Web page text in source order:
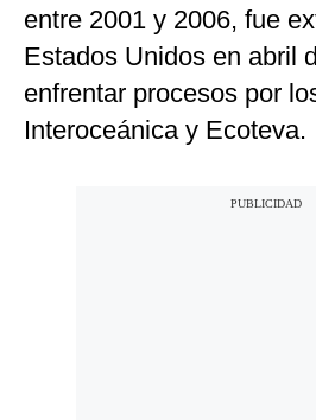
entre 2001 y 2006, fue
Estados Unidos en abril
enfrentar procesos por
Interoceánica y Ecoteva.​